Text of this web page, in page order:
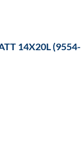
14X20L (9554-